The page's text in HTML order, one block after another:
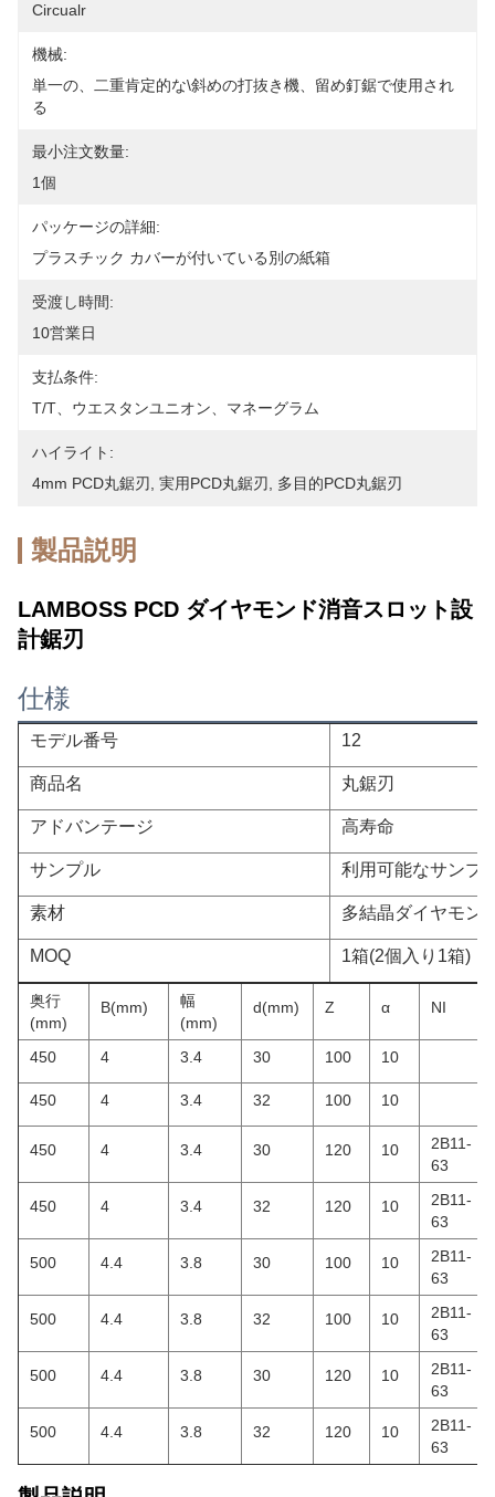
Circualr
機械:
単一の、二重肯定的な\斜めの打抜き機、留め釘鋸で使用され
る
最小注文数量:
1個
パッケージの詳細:
プラスチック カバーが付いている別の紙箱
受渡し時間:
10営業日
支払条件:
T/T、ウエスタンユニオン、マネーグラム
ハイライト:
4mm PCD丸鋸刃
実用PCD丸鋸刃 多目的PCD丸鋸刃
製品説明
LAMBOSS PCD ダイヤモンド消音スロット設
計鋸刃
仕様
モデル番号 12
商品名 丸鋸刃
アドバンテージ 高寿命
サンプル 利用可能なサンプ
素材 多結晶ダイヤモン
MOQ 1箱(2個入り1箱)
奥行
(mm)
B(mm)
幅
(mm)
d(mm) Z α NI
450 4 3.4 30 100 10
450 4 3.4 32 100 10
450 4 3.4 30 120 10
2B11-
63
450 4 3.4 32 120 10
2B11-
63
500 4.4 3.8 30 100 10
2B11-
63
500 4.4 3.8 32 100 10
2B11-
63
500 4.4 3.8 30 120 10
2B11-
63
500 4.4 3.8 32 120 10
2B11-
63